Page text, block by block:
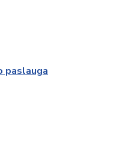
paslauga